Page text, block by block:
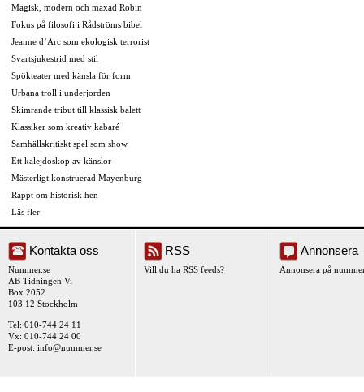
Magisk, modern och maxad Robin
Fokus på filosofi i Rådströms bibel
Jeanne d’Arc som ekologisk terrorist
Svartsjukestrid med stil
Spökteater med känsla för form
Urbana troll i underjorden
Skimrande tribut till klassisk balett
Klassiker som kreativ kabaré
Samhällskritiskt spel som show
Ett kalejdoskop av känslor
Mästerligt konstruerad Mayenburg
Rappt om historisk hen
Läs fler
Kontakta oss
Nummer.se
AB Tidningen Vi
Box 2052
103 12 Stockholm
Tel: 010-744 24 11
Vx: 010-744 24 00
E-post: info@nummer.se
RSS
Vill du ha RSS feeds?
Annonsera
Annonsera på